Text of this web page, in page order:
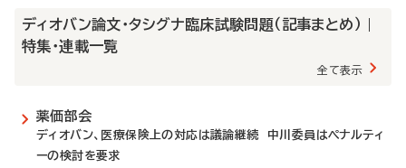
ディオバン論文・タシグナ臨床試験問題（記事まとめ） |
特集・連載一覧
全て表示
薬価部会
ディオバン、医療保険上の対応は議論継続 中川委員はペナルティ
ーの検討を要求